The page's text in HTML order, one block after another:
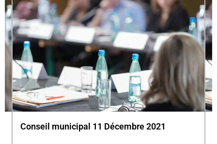
Conseil municipal 11 Décembre 2021